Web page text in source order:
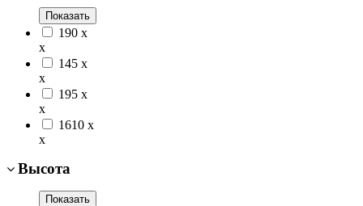
Показать
190 x
x
145 x
x
195 x
x
1610 x
x
Высота
Показать